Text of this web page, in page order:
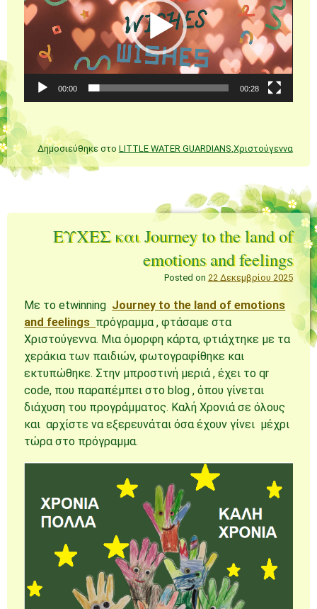
00:00 00:28
Δημοσιεύθηκε στο LITTLE WATER GUARDIANS Χριστούγεννα
ΕΥΧΕΣ και Journey to the land of
emotions and feelings
Posted on 22 Δεκεμβρίου 2025
Με το etwinning Journey to the land of emotions
and feelings πρόγραμμα , φτάσαμε στα
Χριστούγεννα. Μια όμορφη κάρτα, φτιάχτηκε με τα
χεράκια των παιδιών, φωτογραφίθηκε και
εκτυπώθηκε. Στην μπροστινή μεριά , έχει το qr
code, που παραπέμπει στο blog , όπου γίνεται
διάχυση του προγράμματος. Καλή Χρονιά σε όλους
και αρχίστε να εξερευνάται όσα έχουν γίνει μέχρι
τώρα στο πρόγραμμα.